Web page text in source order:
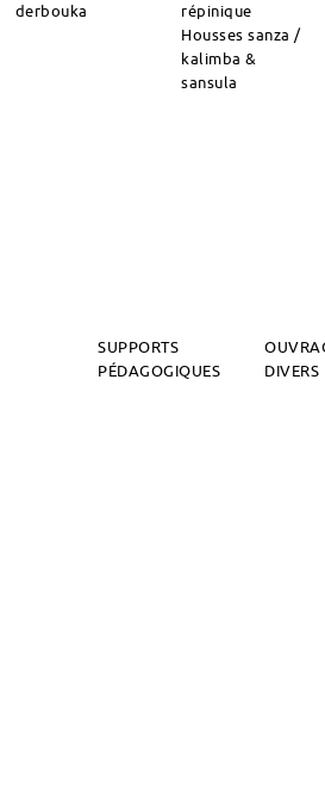
derbouka
répinique
Housses sanza /
kalimba &
sansula
SUPPORTS
PÉDAGOGIQUES
DIVERS